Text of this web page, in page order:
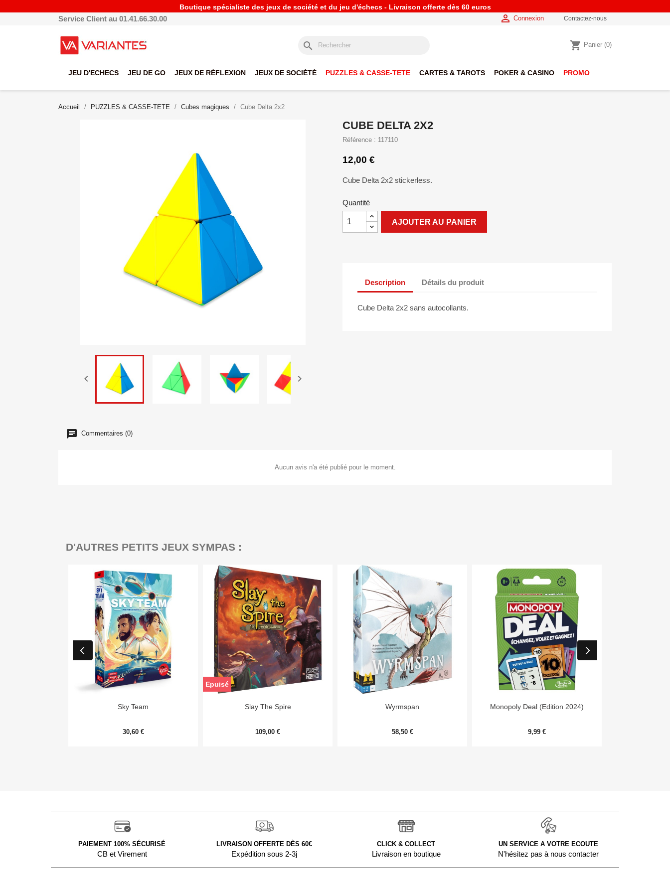
Boutique spécialiste des jeux de société et du jeu d'échecs - Livraison offerte dès 60 euros
Service Client au 01.41.66.30.00  Connexion Contactez-nous
search shopping_cart Panier (0)
JEU D'ECHECS JEU DE GO JEUX DE RÉFLEXION JEUX DE SOCIÉTÉ PUZZLES & CASSE-TETE CARTES & TAROTS POKER & CASINO PROMO
Accueil PUZZLES & CASSE-TETE Cubes magiques Cube Delta 2x2
 
CUBE DELTA 2X2
Référence : 117110
12,00 €
Cube Delta 2x2 stickerless.
Quantité
AJOUTER AU PANIER
Description Détails du produit
Cube Delta 2x2 sans autocollants.
Commentaires (0)
Aucun avis n'a été publié pour le moment.
D'AUTRES PETITS JEUX SYMPAS :
Aperçu rapide
Sky Team
30,60 €
Aperçu rapide
Slay The Spire
109,00 €
Epuisé
Aperçu rapide
Wyrmspan
58,50 €
Aperçu rapide
Monopoly Deal (Edition 2024)
9,99 €
PAIEMENT 100% SÉCURISÉ
CB et Virement
LIVRAISON OFFERTE DÈS 60€
Expédition sous 2-3j
CLICK & COLLECT
Livraison en boutique
UN SERVICE A VOTRE ECOUTE
N'hésitez pas à nous contacter